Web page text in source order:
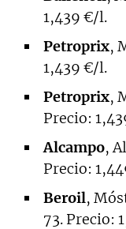
1,439 €/l.
Petroprix,
1,439 €/l.
Petroprix,
Precio:
Alcampo,
Precio:
Beroil,
73. Precio: